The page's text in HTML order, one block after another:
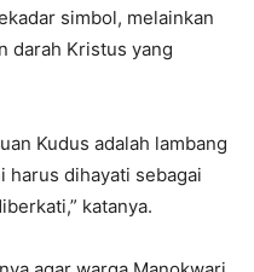
simbol, melainkan
darah Kristus yang
Kudus adalah lambang
harus dihayati sebagai
katanya.